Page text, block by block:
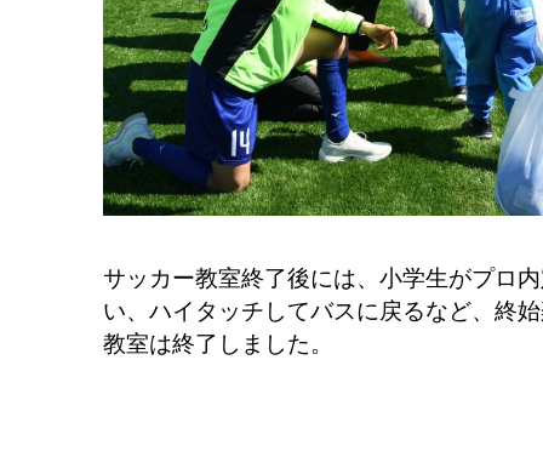
サッカー教室終了後には、小学生がプロ
い、ハイタッチしてバスに戻るなど、終
教室は終了しました。